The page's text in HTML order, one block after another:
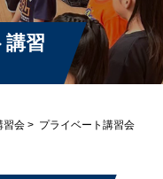
講習
習会 > プライベート講習会